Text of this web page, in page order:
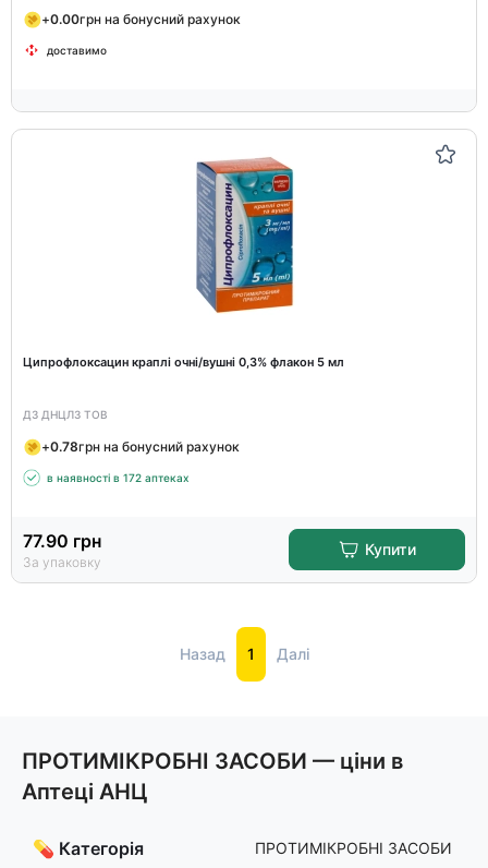
+0.00грн на бонусний рахунок
доставимо
Ципрофлоксацин краплі очні/вушні 0,3% флакон 5 мл
ДЗ ДНЦЛЗ ТОВ
+0.78грн на бонусний рахунок
в наявності в 172 аптеках
77.90 грн
За упаковку
Купити
Назад 1 Далі
ПРОТИМІКРОБНІ ЗАСОБИ — ціни в
Аптеці АНЦ
💊 Категорія ПРОТИМІКРОБНІ ЗАСОБИ